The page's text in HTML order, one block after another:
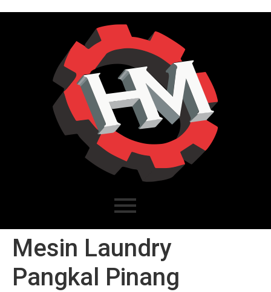
Mesin Laundry
Pangkal Pinang